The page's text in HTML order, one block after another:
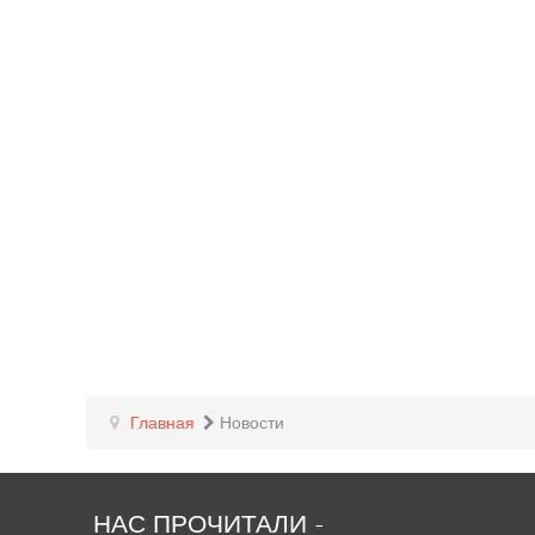
Главная Новости
НАС ПРОЧИТАЛИ -